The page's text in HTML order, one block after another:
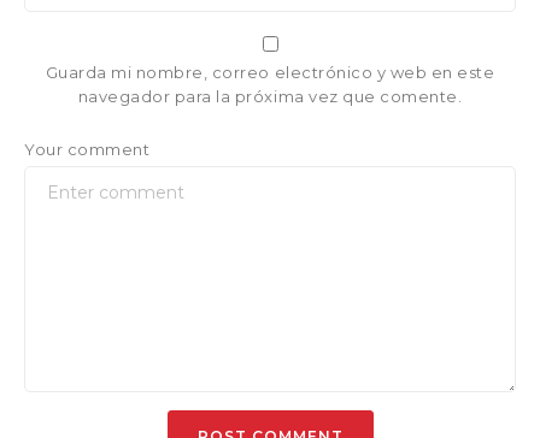
Guarda mi nombre, correo electrónico y web en este
navegador para la próxima vez que comente.
Your comment